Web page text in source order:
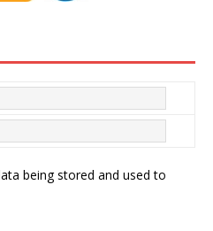
being stored and used to